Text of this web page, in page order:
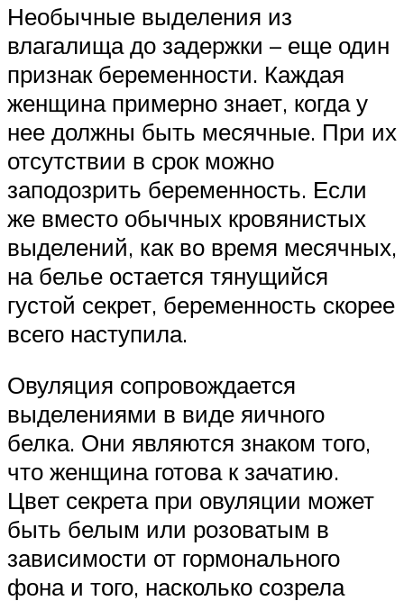
Необычные выделения из
влагалища до задержки – еще один
признак беременности. Каждая
женщина примерно знает, когда у
нее должны быть месячные. При их
отсутствии в срок можно
заподозрить беременность. Если
же вместо обычных кровянистых
выделений, как во время месячных,
на белье остается тянущийся
густой секрет, беременность скорее
всего наступила.
Овуляция сопровождается
выделениями в виде яичного
белка. Они являются знаком того,
что женщина готова к зачатию.
Цвет секрета при овуляции может
быть белым или розоватым в
зависимости от гормонального
фона и того, насколько созрела